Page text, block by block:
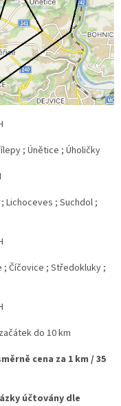
; Únětice ; Úholičky
Lichoceves ; Suchdol ;
Číčovice ; Středokluky ;
do 10 km
cena za 1 km / 35
účtovány dle